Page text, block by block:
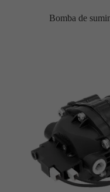
Bomba de